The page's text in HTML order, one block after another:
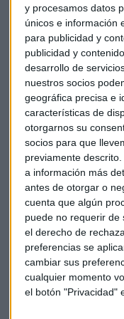
y procesamos datos
únicos e información
para publicidad y
publicidad y
desarrollo de
nuestros socios
geográfica precisa e
características de
otorgarnos su
socios para que
previamente
a información más
antes de otorgar o
cuenta que algún
puede no requerir de
el derecho de
preferencias se
cambiar sus
cualquier momento
el botón "Privacidad"
festival en la antesala
un reto que me
El camino de
Miguel Olivares al
necesario. Gracias a
comenzado a
toca llevarlo más allá
capacidad de
Con más de 600
creativos españoles
internacional como
además ha liderado
importantes
además de sus
lidera las compañías
Vice President de la